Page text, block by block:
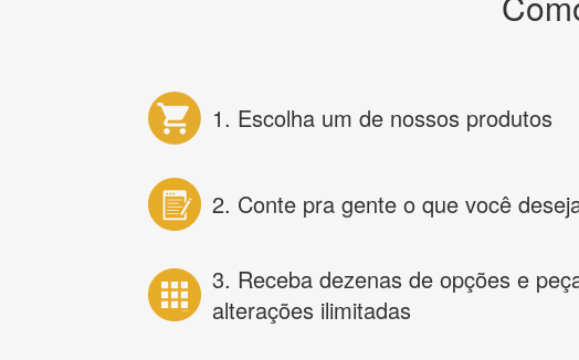
1. Escolha um de nossos produtos
2. Conte pra gente o que você
3. Receba dezenas de opções e
alterações ilimitadas